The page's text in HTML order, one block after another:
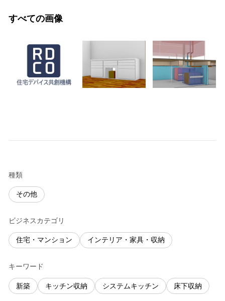
すべての画像
種類
その他
ビジネスカテゴリ
住宅・マンション インテリア・家具・収納
キーワード
新築 キッチン収納 システムキッチン 床下収納